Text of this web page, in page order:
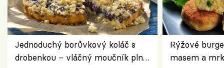
Jednoduchý borůvkový koláč s
drobenkou – vláčný moučník plný
Rýžové
masem a